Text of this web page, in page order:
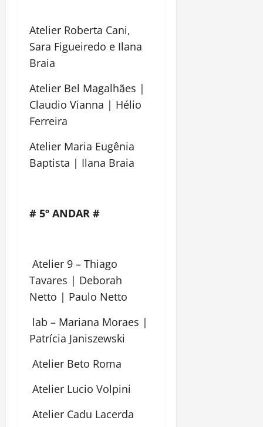
Atelier Roberta Cani,
Sara Figueiredo e Ilana
Braia
Atelier Bel Magalhães |
Claudio Vianna | Hélio
Ferreira
Atelier Maria Eugênia
Baptista | Ilana Braia
# 5º ANDAR #
Atelier 9 – Thiago
Tavares | Deborah
Netto | Paulo Netto
lab – Mariana Moraes |
Patrícia Janiszewski
Atelier Beto Roma
Atelier Lucio Volpini
Atelier Cadu Lacerda